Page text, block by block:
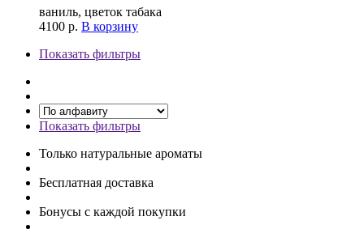
ваниль, цветок табака
4100 р. В корзину
Показать фильтры
Показать фильтры
Только натуральные ароматы
Бесплатная доставка
Бонусы с каждой покупки